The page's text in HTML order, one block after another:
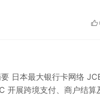
日本最大银行卡网络
开展跨境支付、商户结算